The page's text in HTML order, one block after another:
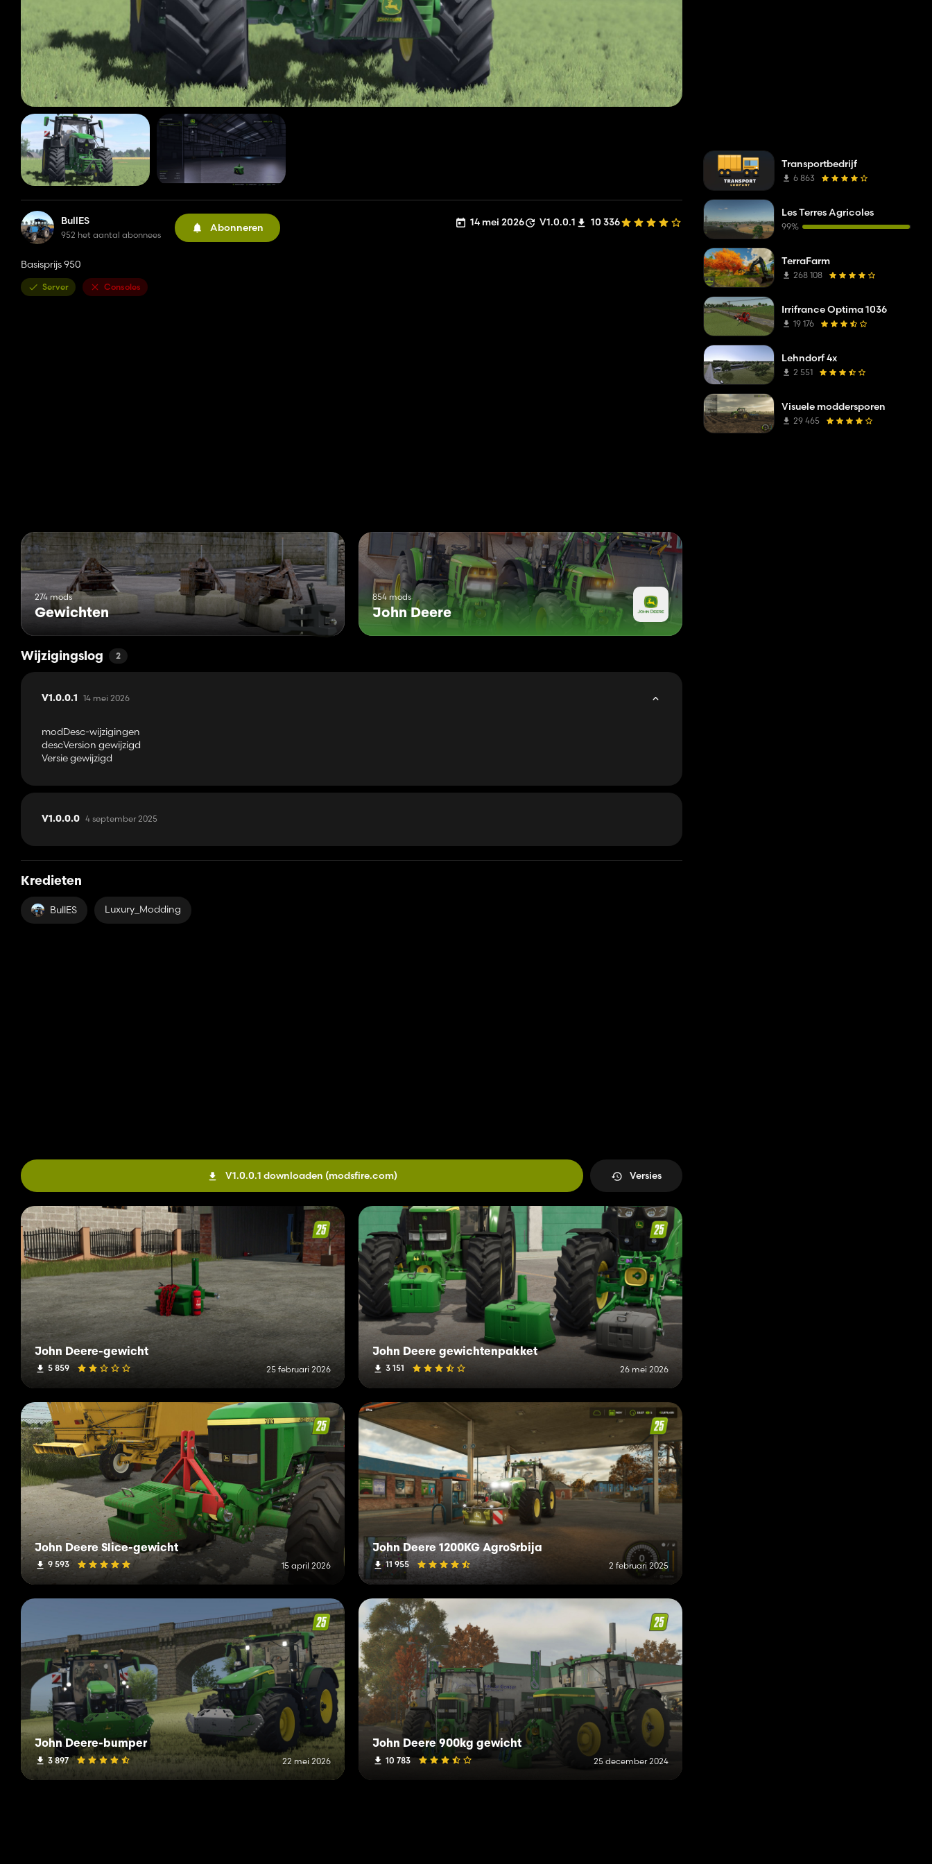
BullES
952 het aantal abonnees
Abonneren 14 mei 2026 V1.0.0.1 10 336
Basisprijs 950
Server Consoles
274 mods
Gewichten
854 mods
John Deere
Wijzigingslog 2
V1.0.0.1 14 mei 2026
modDesc-wijzigingen
descVersion gewijzigd
Versie gewijzigd
V1.0.0.0 4 september 2025
Kredieten
BullES Luxury_Modding
V1.0.0.1 downloaden (modsfire.com) Versies
John Deere-gewicht
5 859 25 februari 2026
John Deere gewichtenpakket
3 151 26 mei 2026
John Deere Slice-gewicht
9 593 15 april 2026
John Deere 1200KG AgroSrbija
11 955 2 februari 2025
John Deere-bumper
3 897 22 mei 2026
John Deere 900kg gewicht
10 783 25 december 2024
Transportbedrijf
6 863
Les Terres Agricoles
99%
TerraFarm
268 108
Irrifrance Optima 1036
19 176
Lehndorf 4x
2 551
Visuele moddersporen
29 465